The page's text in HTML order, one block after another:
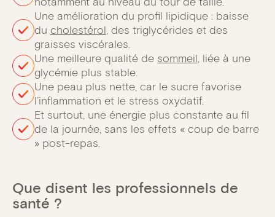
Une amélioration du profil lipidique : baisse
du cholestérol, des triglycérides et des
graisses viscérales.
Une meilleure qualité de sommeil, liée à une
glycémie plus stable.
Une peau plus nette, car le sucre favorise
l’inflammation et le stress oxydatif.
Et surtout, une énergie plus constante au fil
de la journée, sans les effets « coup de barre
» post-repas.
Que disent les professionnels de
santé ?